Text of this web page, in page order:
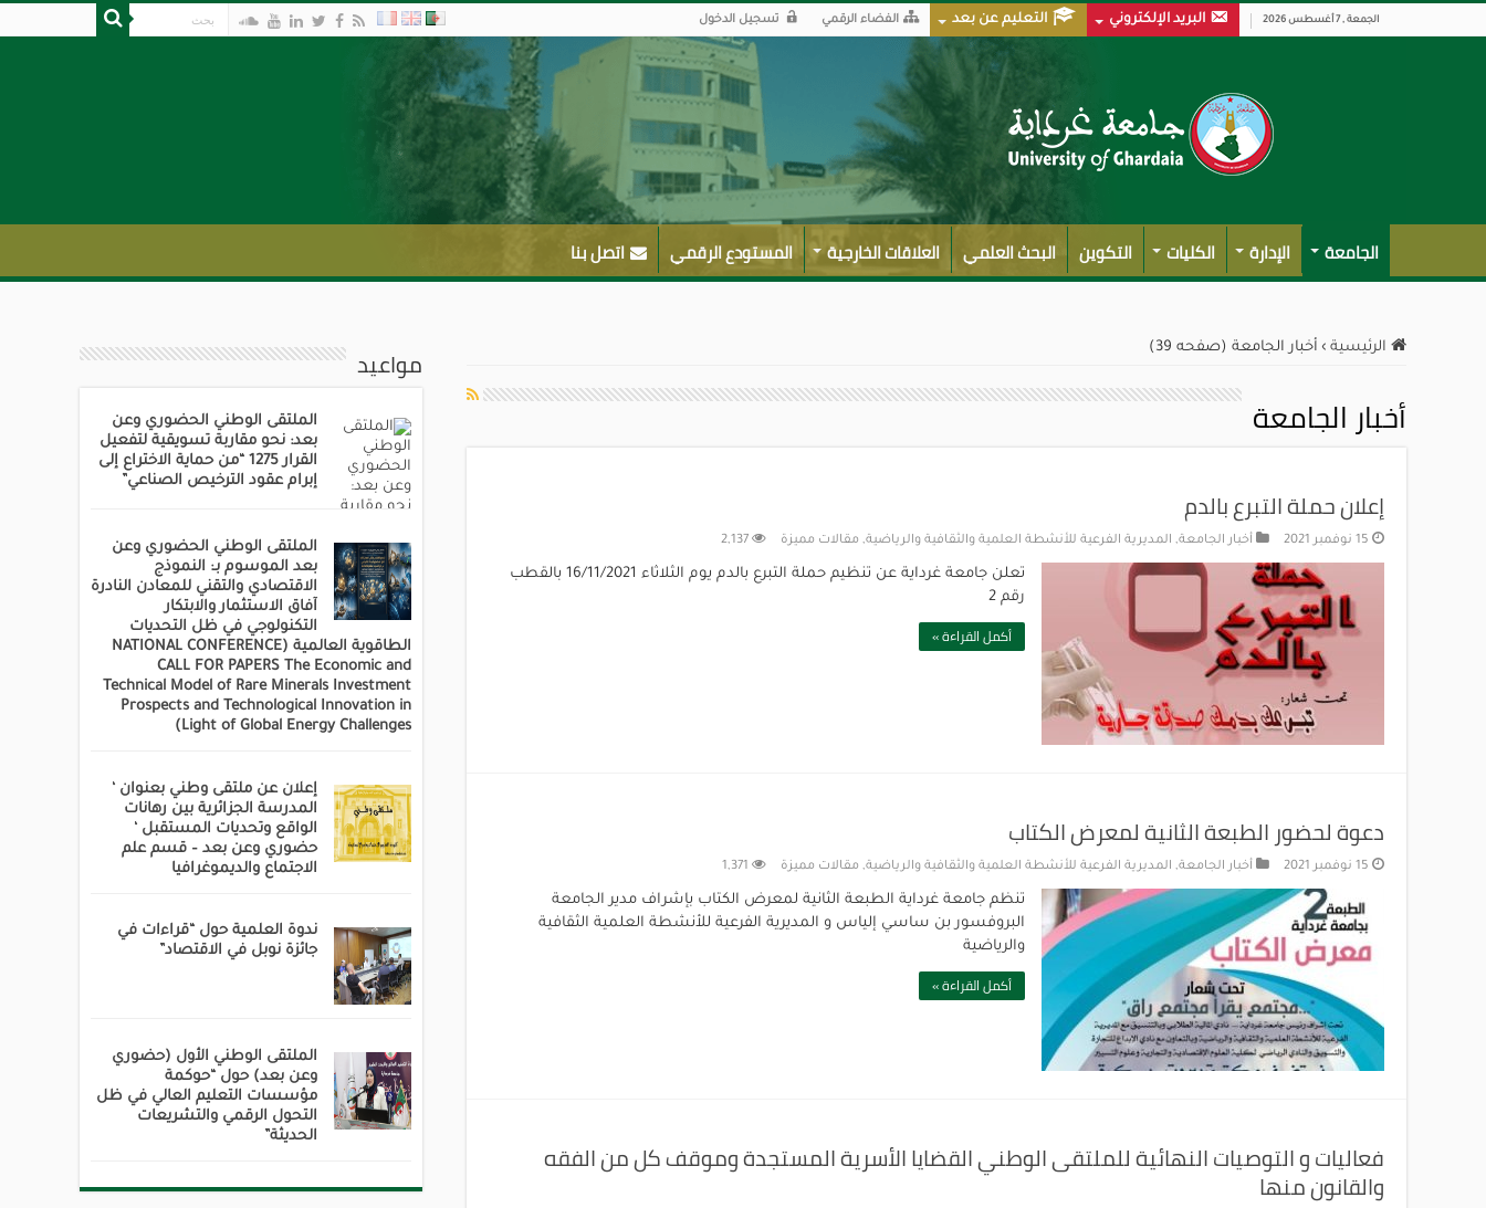
الجمعة , 7 أغسطس 2026 البريد الإلكتروني التعليم عن بعد الفضاء الرقمي تسجيل الدخول
الجامعة الإدارة الكليات التكوين البحث العلمي العلاقات الخارجية المستودع الرقمي اتصل بنا
الرئيسية › أخبار الجامعة (صفحه 39)
أخبار الجامعة
إعلان حملة التبرع بالدم
15 نوفمبر 2021 أخبار الجامعة, المديرية الفرعية للأنشطة العلمية والثقافية والرياضية, مقالات مميزة 2,137
تعلن جامعة غرداية عن تنظيم حملة التبرع بالدم يوم الثلاثاء 16/11/2021 بالقطب
رقم 2
أكمل القراءة »
دعوة لحضور الطبعة الثانية لمعرض الكتاب
15 نوفمبر 2021 أخبار الجامعة, المديرية الفرعية للأنشطة العلمية والثقافية والرياضية, مقالات مميزة 1,371
تنظم جامعة غرداية الطبعة الثانية لمعرض الكتاب بإشراف مدير الجامعة
البروفسور بن ساسي إلياس و المديرية الفرعية للأنشطة العلمية الثقافية
والرياضية
أكمل القراءة »
فعاليات و التوصيات النهائية للملتقى الوطني القضايا الأسرية المستجدة وموقف كل من الفقه
والقانون منها
مواعيد
الملتقى الوطني الحضوري وعن
بعد: نحو مقاربة تسويقية لتفعيل
القرار 1275 “من حماية الاختراع إلى
إبرام عقود الترخيص الصناعي”
الملتقى الوطني الحضوري وعن
بعد الموسوم بـ: النموذج
الاقتصادي والتقني للمعادن النادرة
آفاق الاستثمار والابتكار
التكنولوجي في ظل التحديات
الطاقوية العالمية (NATIONAL CONFERENCE
CALL FOR PAPERS The Economic and
Technical Model of Rare Minerals Investment
Prospects and Technological Innovation in
Light of Global Energy Challenges)
إعلان عن ملتقى وطني بعنوان ‘
المدرسة الجزائرية بين رهانات
الواقع وتحديات المستقبل ‘
حضوري وعن بعد – قسم علم
الاجتماع والديموغرافيا
ندوة العلمية حول “قراءات في
جائزة نوبل في الاقتصاد”
الملتقى الوطني الأول (حضوري
وعن بعد) حول “حوكمة
مؤسسات التعليم العالي في ظل
التحول الرقمي والتشريعات
الحديثة”